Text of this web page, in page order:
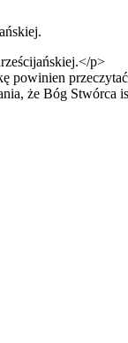
powinien
że Bóg Stwórca